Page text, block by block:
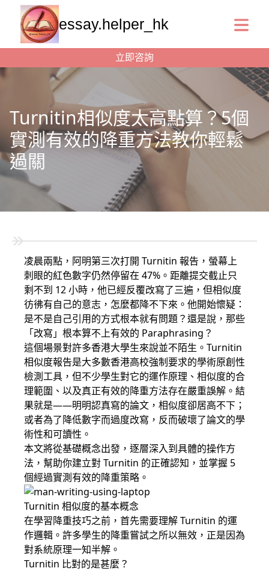
essay.helper_hk
立即咨詢
Turnitin相似度太高點算？5個
實測有效的降重方法教你輕鬆
過關
凌晨兩點，阿明第三次打開 Turnitin 報告，螢幕上
刺眼的紅色數字仍然停留在 47%。距離提交截止只
剩不到 12 小時，他已經反覆改寫了三遍，但相似度
彷彿有自己的意志，怎麼都降不下來。他開始懷疑：
是不是自己引用的方式根本就有問題？還是說，那些
「改寫」根本算不上有效的 Paraphrasing？
這個場景對許多香港大學生來說並不陌生。Turnitin
相似度報告是大多數香港高校強制要求的學術原創性
檢測工具，但不少學生對它的運作原理、相似度的合
理範圍、以及真正有效的降重方法存在嚴重誤解。結
果就是——明明認真寫的論文，相似度卻居高不下；
或者為了降低數字而過度改寫，反而破壞了論文的學
術性和可讀性。
本文將從基礎概念出發，逐層深入到具體的操作方
法，幫助你建立對 Turnitin 的正確認知，並掌握 5
個經過實測有效的降重策略。
Turnitin 相似度的基本概念
在學習降重技巧之前，首先需要理解 Turnitin 的運
作邏輯。許多學生的降重嘗試之所以無效，正是因為
對系統原理一知半解。
Turnitin 比對的是甚麼？